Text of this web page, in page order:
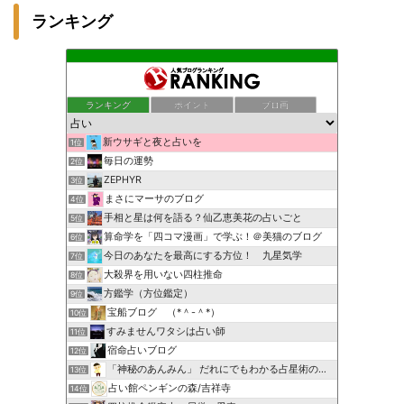
ランキング
ランキング ポイント ブロ画
1位 新ウサギと夜と占いを
2位 毎日の運勢
3位 ZEPHYR
4位 まさにマーサのブログ
5位 手相と星は何を語る？仙乙恵美花の占いごと
6位 算命学を「四コマ漫画」で学ぶ！＠美猫のブログ
7位 今日のあなたを最高にする方位！ 九星気学
8位 大殺界を用いない四柱推命
9位 方鑑学（方位鑑定）
10位 宝船ブログ （*＾-＾*）
11位 すみませんワタシは占い師
12位 宿命占いブログ
13位 「神秘のあんみん」 だれにでもわかる占星術の極意『サビアン…
14位 占い館ペンギンの森/吉祥寺